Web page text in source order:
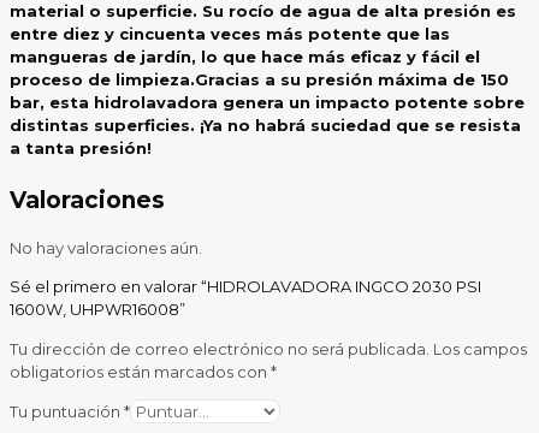
material o superficie. Su rocío de agua de alta presión es
entre diez y cincuenta veces más potente que las
mangueras de jardín, lo que hace más eficaz y fácil el
proceso de limpieza.Gracias a su presión máxima de 150
bar, esta hidrolavadora genera un impacto potente sobre
distintas superficies. ¡Ya no habrá suciedad que se resista
a tanta presión!
Valoraciones
No hay valoraciones aún.
Sé el primero en valorar “HIDROLAVADORA INGCO 2030 PSI
1600W, UHPWR16008”
Tu dirección de correo electrónico no será publicada. Los campos
obligatorios están marcados con *
Tu puntuación *